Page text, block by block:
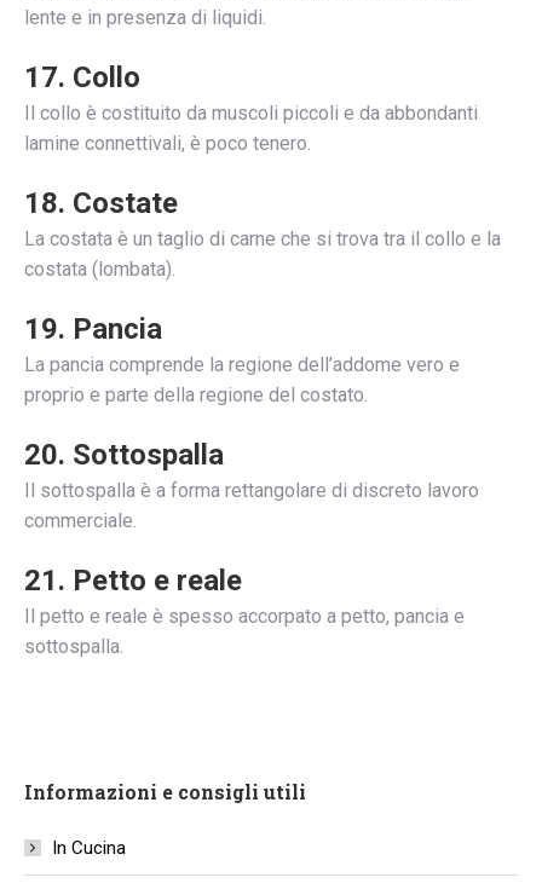
lente e in presenza di liquidi.
17. Collo
Il collo è costituito da muscoli piccoli e da abbondanti
lamine connettivali, è poco tenero.
18. Costate
La costata è un taglio di carne che si trova tra il collo e la
costata (lombata).
19. Pancia
La pancia comprende la regione dell’addome vero e
proprio e parte della regione del costato.
20. Sottospalla
Il sottospalla è a forma rettangolare di discreto lavoro
commerciale.
21. Petto e reale
Il petto e reale è spesso accorpato a petto, pancia e
sottospalla.
Informazioni e consigli utili
In Cucina